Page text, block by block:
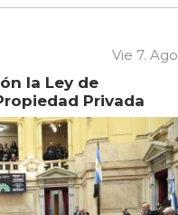
Vie 7. Ago
la Ley de
Privada